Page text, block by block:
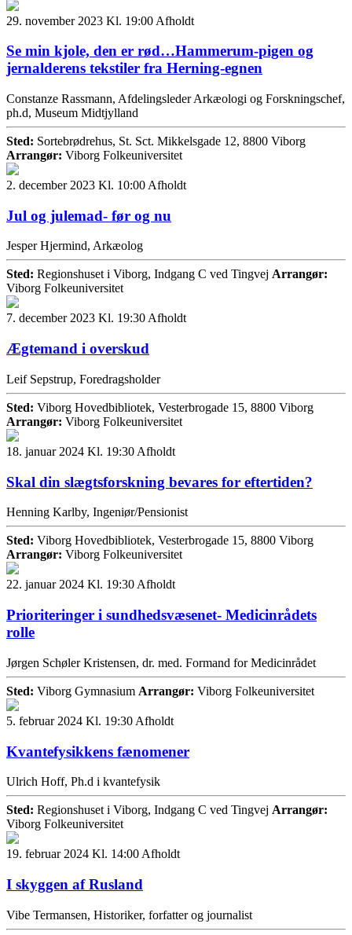
29. november 2023 Kl. 19:00 Afholdt
Se min kjole, den er rød…Hammerum-pigen og
jernalderens tekstiler fra Herning-egnen
Constanze Rassmann, Afdelingsleder Arkæologi og Forskningschef,
ph.d, Museum Midtjylland
Sted: Sortebrødrehus, St. Sct. Mikkelsgade 12, 8800 Viborg
Arrangør: Viborg Folkeuniversitet
2. december 2023 Kl. 10:00 Afholdt
Jul og julemad- før og nu
Jesper Hjermind, Arkæolog
Sted: Regionshuset i Viborg, Indgang C ved Tingvej Arrangør:
Viborg Folkeuniversitet
7. december 2023 Kl. 19:30Afholdt
Ægtemand i overskud
Leif Sepstrup, Foredragsholder
Sted: Viborg Hovedbibliotek, Vesterbrogade 15, 8800 Viborg
Arrangør: Viborg Folkeuniversitet
18. januar 2024 Kl. 19:30 Afholdt
Skal din slægtsforskning bevares for eftertiden?
Henning Karlby, Ingeniør/Pensionist
Sted: Viborg Hovedbibliotek, Vesterbrogade 15, 8800 Viborg
Arrangør: Viborg Folkeuniversitet
22. januar 2024 Kl. 19:30 Afholdt
Prioriteringer i sundhedsvæsenet- Medicinrådets
rolle
Jørgen Schøler Kristensen, dr. med. Formand for Medicinrådet
Sted: Viborg Gymnasium Arrangør: Viborg Folkeuniversitet
5. februar 2024 Kl. 19:30 Afholdt
Kvantefysikkens fænomener
Ulrich Hoff, Ph.d i kvantefysik
Sted: Regionshuset i Viborg, Indgang C ved Tingvej Arrangør:
Viborg Folkeuniversitet
19. februar 2024 Kl. 14:00 Afholdt
I skyggen af Rusland
Vibe Termansen, Historiker, forfatter og journalist